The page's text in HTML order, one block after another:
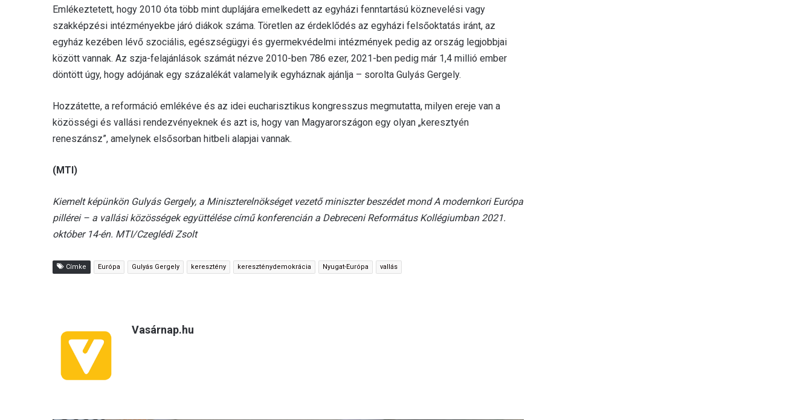
Emlékeztetett, hogy 2010 óta több mint duplájára emelkedett az egyházi fenntartású köznevelési vagy
szakképzési intézményekbe járó diákok száma. Töretlen az érdeklődés az egyházi felsőoktatás iránt, az
egyház kezében lévő szociális, egészségügyi és gyermekvédelmi intézmények pedig az ország legjobbjai
között vannak. Az szja-felajánlások számát nézve 2010-ben 786 ezer, 2021-ben pedig már 1,4 millió ember
döntött úgy, hogy adójának egy százalékát valamelyik egyháznak ajánlja – sorolta Gulyás Gergely.
Hozzátette, a reformáció emlékéve és az idei eucharisztikus kongresszus megmutatta, milyen ereje van a
közösségi és vallási rendezvényeknek és azt is, hogy van Magyarországon egy olyan „keresztyén
reneszánsz”, amelynek elsősorban hitbeli alapjai vannak.
(MTI)
Kiemelt képünkön Gulyás Gergely, a Miniszterelnökséget vezető miniszter beszédet mond A modernkori Európa
pillérei – a vallási közösségek együttélése című konferencián a Debreceni Református Kollégiumban 2021.
október 14-én. MTI/Czeglédi Zsolt
Címke Európa Gulyás Gergely keresztény kereszténydemokrácia Nyugat-Európa vallás
Vasárnap.hu